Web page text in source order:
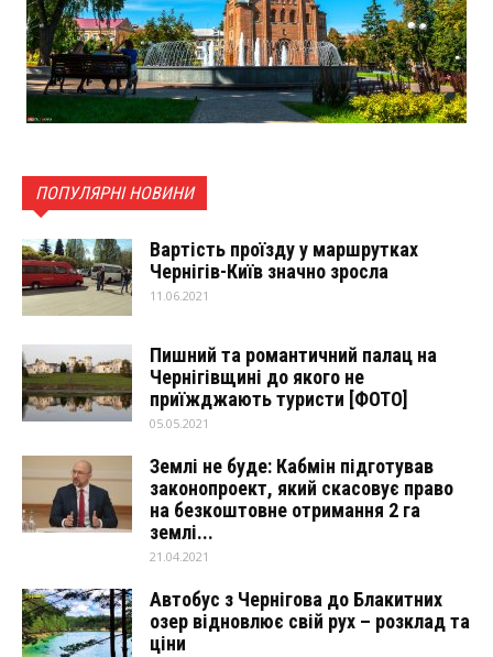
ПОПУЛЯРНІ НОВИНИ
Вартість проїзду у маршрутках
Чернігів-Київ значно зросла
11.06.2021
Пишний та романтичний палац на
Чернігівщині до якого не
приїжджають туристи [ФОТО]
05.05.2021
Землі не буде: Кабмін підготував
законопроект, який скасовує право
на безкоштовне отримання 2 га
землі...
21.04.2021
Автобус з Чернігова до Блакитних
озер відновлює свій рух – розклад та
ціни